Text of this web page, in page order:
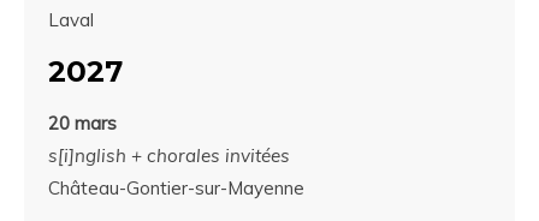
Laval
2027
20 mars
s[i]nglish + chorales invitées
Château-Gontier-sur-Mayenne